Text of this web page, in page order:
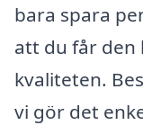
bara spara
att du får den
kvaliteten.
vi gör det